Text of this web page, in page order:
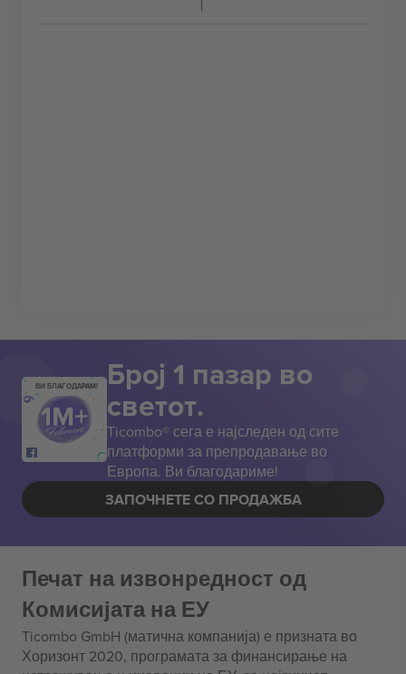
ВИ БЛАГОДАРАМ! Број 1 пазар во
светот.
Ticombo® сега е најследен од сите
платформи за препродавање во
Европа. Ви благодариме!
ЗАПОЧНЕТЕ СО ПРОДАЖБА
Печат на извонредност од
Комисијата на ЕУ
Ticombo GmbH (матична компанија) е призната во
Хоризонт 2020, програмата за финансирање на